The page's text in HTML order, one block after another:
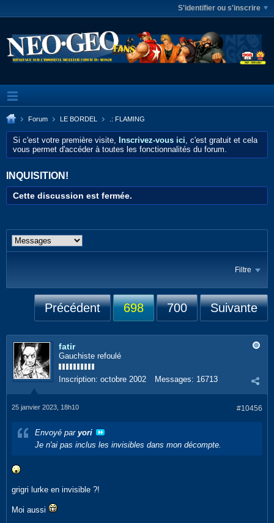
S'identifier ou s'inscrire
Forum LE BORDEL .: FLAMING
Si c'est votre première visite, Inscrivez-vous ici, c'est gratuit et cela
vous permet d'accéder à toutes les fonctionnalités du forum.
INQUISITION!
Cette discussion est fermée.
Filtre
Précédent 698 700 Suivante
fatir
Gauchiste refoulé
Inscription: octobre 2002 Messages: 16713
#10456
25 janvier 2023, 18h10
Envoyé par yori
Je n'ai pas inclus les invisibles dans mon décompte.
grigri lurke en invisible ?!
Moi aussi